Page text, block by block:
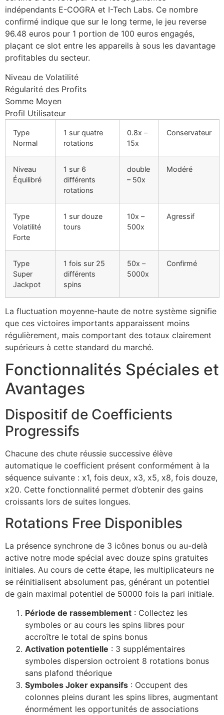
indépendants E-COGRA et I-Tech Labs. Ce nombre
confirmé indique que sur le long terme, le jeu reverse
96.48 euros pour 1 portion de 100 euros engagés,
plaçant ce slot entre les appareils à sous les davantage
profitables du secteur.
Niveau de Volatilité
Régularité des Profits
Somme Moyen
Profil Utilisateur
Type
Normal
1 sur quatre
rotations
0.8x –
15x
Conservateur
Niveau
Équilibré
1 sur 6
différents
rotations
double
– 50x
Modéré
Type
Volatilité
Forte
1 sur douze
tours
10x –
500x
Agressif
Type
Super
Jackpot
1 fois sur 25
différents
spins
50x –
5000x
Confirmé
La fluctuation moyenne-haute de notre système signifie
que ces victoires importants apparaissent moins
régulièrement, mais comportant des totaux clairement
supérieurs à cette standard du marché.
Fonctionnalités Spéciales et
Avantages
Dispositif de Coefficients
Progressifs
Chacune des chute réussie successive élève
automatique le coefficient présent conformément à la
séquence suivante : x1, fois deux, x3, x5, x8, fois douze,
x20. Cette fonctionnalité permet d’obtenir des gains
croissants lors de suites longues.
Rotations Free Disponibles
La présence synchrone de 3 icônes bonus ou au-delà
active notre mode spécial avec douze spins gratuites
initiales. Au cours de cette étape, les multiplicateurs ne
se réinitialisent absolument pas, générant un potentiel
de gain maximal potentiel de 50000 fois la pari initiale.
Période de rassemblement : Collectez les
symboles or au cours les spins libres pour
accroître le total de spins bonus
Activation potentielle : 3 supplémentaires
symboles dispersion octroient 8 rotations bonus
sans plafond théorique
Symboles Joker expansifs : Occupent des
colonnes pleins durant les spins libres, augmentant
énormément les opportunités de associations